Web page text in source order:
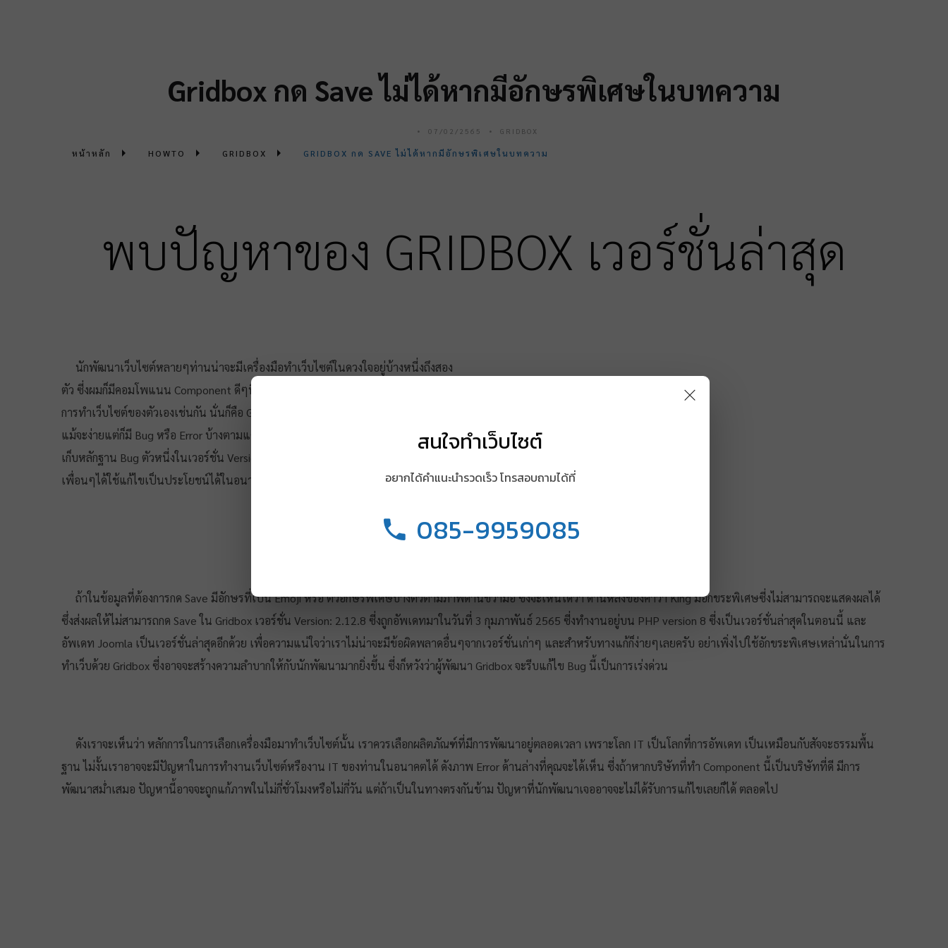
สนใจทำเว็บไซต์
อยากได้คำแนะนำรวดเร็ว โทรสอบถามได้ที่
085-9959085
Gridbox กด Save ไม่ได้หากมีอักษรพิเศษในบทความ
07/02/2565 GRIDBOX
หน้าหลัก HOWTO GRIDBOX GRIDBOX กด SAVE ไม่ได้หากมีอักษรพิเศษในบทความ
พบปัญหาของ GRIDBOX เวอร์ชั่นล่าสุด
นักพัฒนาเว็บไซต์หลายๆท่านน่าจะมีเครื่องมือทำเว็บไซต์ในดวงใจอยู่บ้างหนี่งถึงสอง
ตัว ซี่งผมก็มีคอมโพแนน Component ดีๆที่ทำงานได้ในหลากหลาย CMS ซี่งจะตอบโจทย์
การทำเว็บไซต์ของตัวเองเช่นกัน นั่นก็คือ Gridbox ค่ายรัสเซีย(รึเปล่า)นั่นเอง การใช้งานถึง
แม้จะง่ายแต่ก็มี Bug หรือ Error บ้างตามแต่นักพัฒนาจะบรรจงเขียน วันนี้ผมจึงมาทำการ
เก็บหลักฐาน Bug ตัวหนี่งในเวอร์ชั่น Version: 2.12.8 ซี่งอาจจะเป็นปัญหาและทางให้
เพื่อนๆได้ใช้แก้ไขเป็นประโยชน์ได้ในอนาคต
ถ้าในข้อมูลที่ต้องการกด Save มีอักษรที่เป็น Emoji หรือ ตัวอักษรพิเศษบางตัวตามภาพด้านขวามือ ซี่งจะเห็นได้ว่า ด้านหลังของคำว่า King มีอักขระพิเศษซี่งไม่สามารถจะแสดงผลได้
ซึ่งส่งผลให้ไม่สามารถกด Save ใน Gridbox เวอร์ชั่น Version: 2.12.8 ซี่งถูกอัพเดทมาในวันที่ 3 กุมภาพันธ์ 2565 ซี่งทำงานอยู่บน PHP version 8 ซี่งเป็นเวอร์ชั่นล่าสุดในตอนนี้ และ
อัพเดท Joomla เป็นเวอร์ชั่นล่าสุดอีกด้วย เพื่อความแน่ใจว่าเราไม่น่าจะมีข้อผิดพลาดอื่นๆจากเวอร์ชั่นเก่าๆ และสำหรับทางแก้ก็ง่ายๆเลยครับ อย่าเพิ่งไปใช้อักขระพิเศษเหล่านั่นในการ
ทำเว็บด้วย Gridbox ซี่งอาจจะสร้างความลำบากให้กับนักพัฒนามากยิ่งขึ้น ซี่งก็หวังว่าผู้พัฒนา Gridbox จะรีบแก้ไข Bug นี้เป็นการเร่งด่วน
ดังเราจะเห็นว่า หลักการในการเลือกเครื่องมือมาทำเว็บไซต์นั้น เราควรเลือกผลิตภัณฑ์ที่มีการพัฒนาอยู่ตลอดเวลา เพราะโลก IT เป็นโลกที่การอัพเดท เป็นเหมือนกับสัจจะธรรมพื้น
ฐาน ไม่งั้นเราอาจจะมีปัญหาในการทำงานเว็บไซต์หรืองาน IT ของท่านในอนาคตได้ ดังภาพ Error ด้านล่างที่คุณจะได้เห็น ซี่งถ้าหากบริษัทที่ทำ Component นี้เป็นบริษัทที่ดี มีการ
พัฒนาสม่ำเสมอ ปัญหานี้อาจจะถูกแก้ภาพในไม่กี่ชั่วโมงหรือไม่กี่วัน แต่ถ้าเป็นในทางตรงกันข้าม ปัญหาที่นักพัฒนาเจออาจจะไม่ได้รับการแก้ไขเลยก็ได้ ตลอดไป